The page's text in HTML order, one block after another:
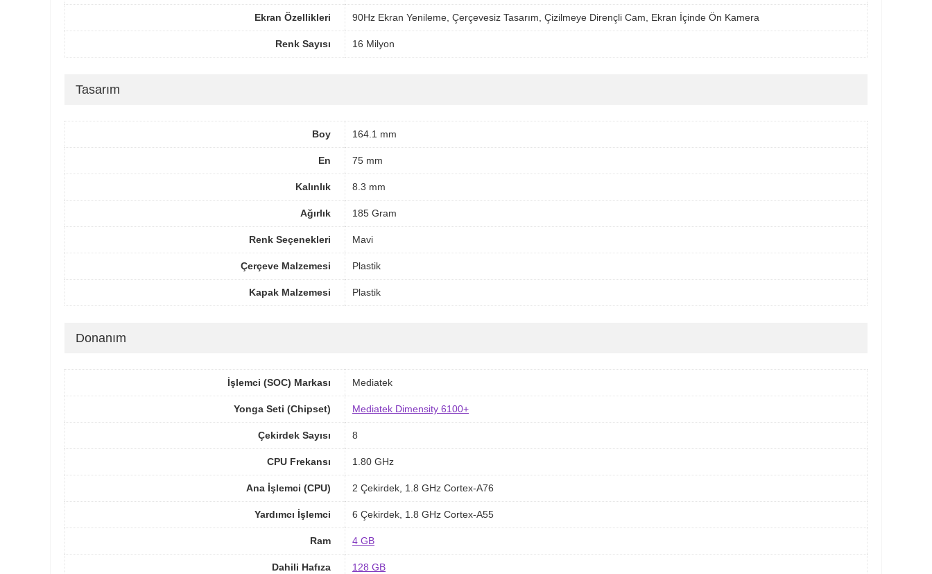
Ekran Özellikleri 90Hz Ekran Yenileme, Çerçevesiz Tasarım, Çizilmeye Dirençli Cam, Ekran İçinde Ön Kamera
Renk Sayısı 16 Milyon
Tasarım
Boy 164.1 mm
En 75 mm
Kalınlık 8.3 mm
Ağırlık 185 Gram
Renk Seçenekleri Mavi
Çerçeve Malzemesi Plastik
Kapak Malzemesi Plastik
Donanım
İşlemci (SOC) Markası Mediatek
Yonga Seti (Chipset) Mediatek Dimensity 6100+
Çekirdek Sayısı 8
CPU Frekansı 1.80 GHz
Ana İşlemci (CPU) 2 Çekirdek, 1.8 GHz Cortex-A76
Yardımcı İşlemci 6 Çekirdek, 1.8 GHz Cortex-A55
Ram 4 GB
Dahili Hafıza 128 GB